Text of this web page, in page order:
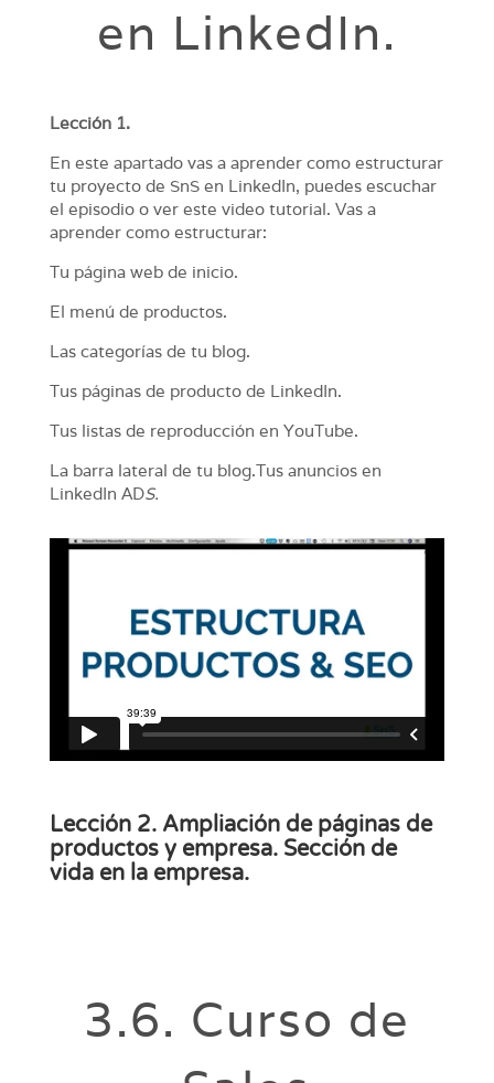
en LinkedIn.
Lección 1.
En este apartado vas a aprender como estructurar
tu proyecto de SnS en LinkedIn, puedes escuchar
el episodio o ver este video tutorial. Vas a
aprender como estructurar:
Tu página web de inicio.
El menú de productos.
Las categorías de tu blog.
Tus páginas de producto de LinkedIn.
Tus listas de reproducción en YouTube.
La barra lateral de tu blog.Tus anuncios en
LinkedIn ADS.
Lección 2. Ampliación de páginas de
productos y empresa. Sección de
vida en la empresa.
3.6. Curso de